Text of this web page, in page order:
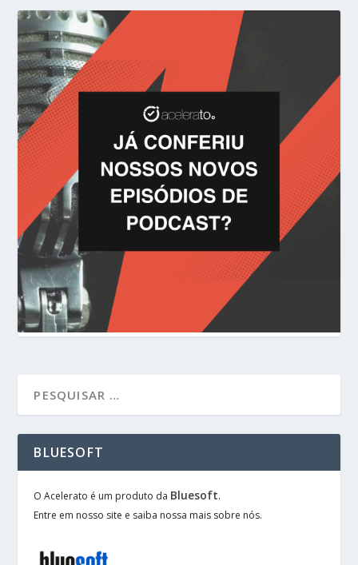
BLUESOFT
O Acelerato é um produto da Bluesoft.
Entre em nosso site e saiba nossa mais sobre nós.